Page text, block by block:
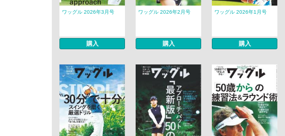
ワッグル 2026年3月号
購入
ワッグル 2026年2月号
購入
ワッグル 2026年1月号
購入